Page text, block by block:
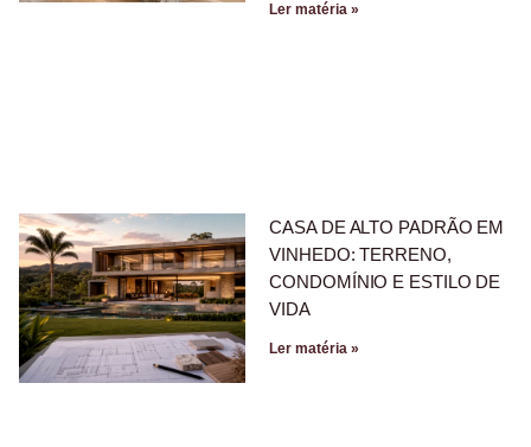
Ler matéria »
CASA DE ALTO PADRÃO EM
VINHEDO: TERRENO,
CONDOMÍNIO E ESTILO DE
VIDA
Ler matéria »